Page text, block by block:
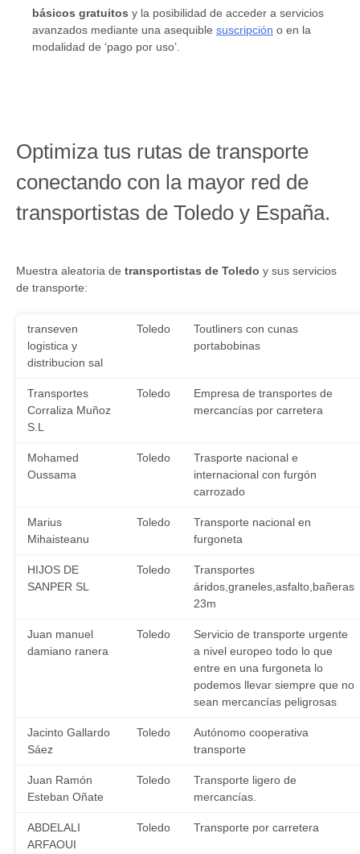
básicos gratuitos y la posibilidad de acceder a servicios
avanzados mediante una asequible suscripción o en la
modalidad de ‘pago por uso’.
Optimiza tus rutas de transporte
conectando con la mayor red de
transportistas de Toledo y España.
Muestra aleatoria de transportistas de Toledo y sus servicios
de transporte:
transeven
logistica y
distribucion sal
Toledo
Toutliners con cunas
portabobinas
Transportes
Corraliza Muñoz
S.L
Toledo
Empresa de transportes de
mercancías por carretera
Mohamed
Oussama
Toledo
Trasporte nacional e
internacional con furgón
carrozado
Marius
Mihaisteanu
Toledo
Transporte nacional en
furgoneta
HIJOS DE
SANPER SL
Toledo
Transportes
áridos,graneles,asfalto,bañeras
23m
Juan manuel
damiano ranera
Toledo
Servicio de transporte urgente
a nivel europeo todo lo que
entre en una furgoneta lo
podemos llevar siempre que no
sean mercancías peligrosas
Jacinto Gallardo
Sáez
Toledo
Autónomo cooperativa
transporte
Juan Ramón
Esteban Oñate
Toledo
Transporte ligero de
mercancías.
ABDELALI
ARFAOUI
Toledo Transporte por carretera